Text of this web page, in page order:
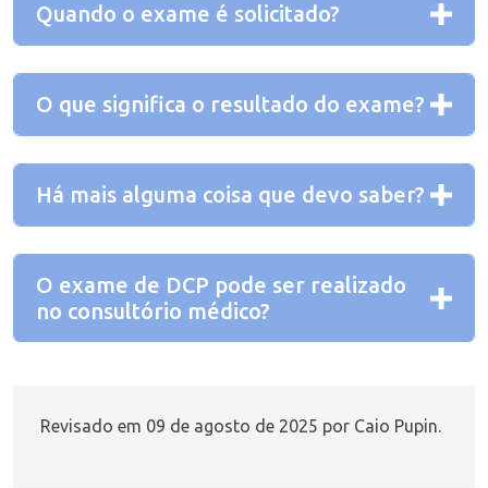
Quando o exame é solicitado?
O que significa o resultado do exame?
Há mais alguma coisa que devo saber?
O exame de DCP pode ser realizado
no consultório médico?
Revisado em 09 de agosto de 2025 por Caio Pupin.